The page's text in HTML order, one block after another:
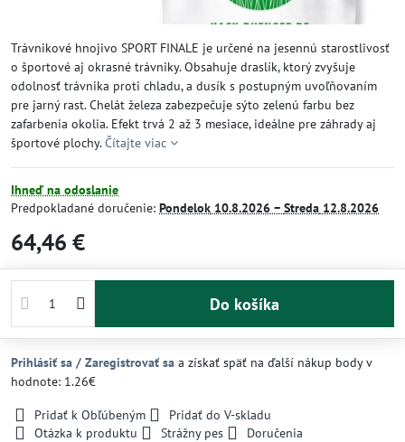
Trávnikové hnojivo SPORT FINALE je určené na jesennú starostlivosť
o športové aj okrasné trávniky. Obsahuje draslík, ktorý zvyšuje
odolnosť trávnika proti chladu, a dusík s postupným uvoľňovaním
pre jarný rast. Chelát železa zabezpečuje sýto zelenú farbu bez
zafarbenia okolia. Efekt trvá 2 až 3 mesiace, ideálne pre záhrady aj
športové plochy.Čítajte viac
Ihneď na odoslanie
Predpokladané doručenie: Pondelok 10.8.2026 − Streda 12.8.2026
64,46 €
Do košíka
Prihlásiť sa / Zaregistrovať sa a získať späť na ďalší nákup body v
hodnote: 1.26€
Pridať k Obľúbeným
Pridať do V-skladu
Otázka k produktu
Strážny pes
Doručenia